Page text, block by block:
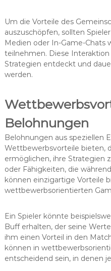
Um die Vorteile des
auszuschöpfen, sollten
Medien oder In-Game-Chats
teilnehmen. Diese
Strategien entdeckt und
werden.
Belohnungen
Belohnungen aus speziellen
Wettbewerbsvorteile bieten,
ermöglichen, ihre Strategien
oder Fähigkeiten, die
können einzigartige Vorteile
wettbewerbsorientierten
Ein Spieler könnte
Buff erhalten, der seine
ihm einen Vorteil in den
können in
entscheidend sein, in denen